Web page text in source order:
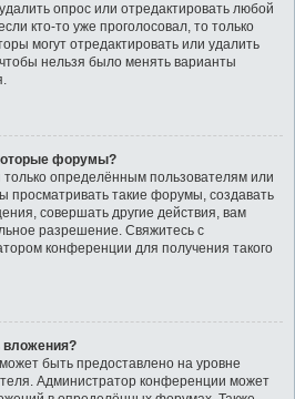
опрос или отредактировать любой
кто-то уже проголосовал, то только
могут отредактировать или удалить
нельзя было менять варианты
форумы?
определённым пользователям или
просматривать такие форумы, создавать
совершать другие действия, вам
разрешение. Свяжитесь с
конференции для получения такого
вложения?
быть предоставлено на уровне
Администратор конференции может